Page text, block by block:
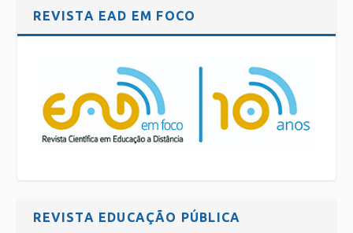
REVISTA EAD EM FOCO
REVISTA EDUCAÇÃO PÚBLICA